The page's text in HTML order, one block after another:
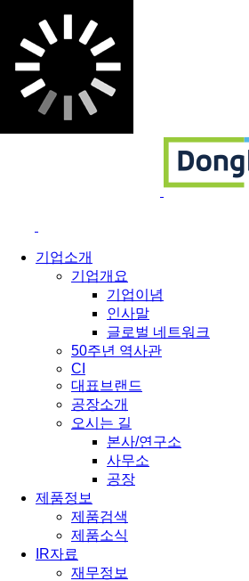
기업소개
기업개요
기업이념
인사말
글로벌 네트워크
50주년 역사관
CI
대표브랜드
공장소개
오시는 길
본사/연구소
사무소
공장
제품정보
제품검색
제품소식
IR자료
재무정보